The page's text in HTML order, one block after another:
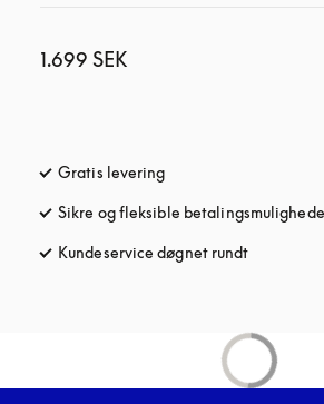
1.699 SEK
Gratis levering
Sikre og fleksible
Kundeservice døgnet rundt